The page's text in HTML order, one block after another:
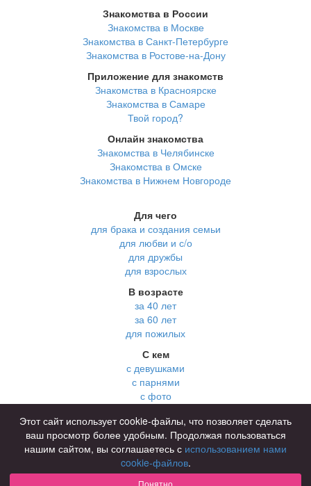
Знакомства в России
Знакомства в Москве
Знакомства в Санкт-Петербурге
Знакомства в Ростове-на-Дону
Приложение для знакомств
Знакомства в Красноярске
Знакомства в Самаре
Твой город?
Онлайн знакомства
Знакомства в Челябинске
Знакомства в Омске
Знакомства в Нижнем Новгороде
Для чего
для брака и создания семьи
для любви и с/о
для дружбы
для взрослых
В возрасте
за 40 лет
за 60 лет
для пожилых
С кем
с девушками
с парнями
с фото
В стране
Россия
Советы
КОНФИДЕНЦИАЛЬНОСТЬ
Этот сайт использует cookie-файлы, что позволяет сделать
ваш просмотр более удобным. Продолжая пользоваться
нашим сайтом, вы соглашаетесь с использованием нами
cookie-файлов.
Понятно